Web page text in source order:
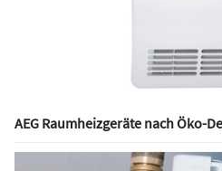
AEG Raumheizgeräte nach Öko-